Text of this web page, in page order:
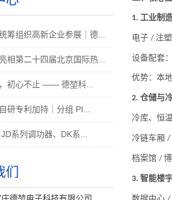
1. 工业制
电子 / 注塑
设备配套
优势：本
2. 仓储与
冷库、恒
冷链车厢 /
档案馆 /
3. 智能楼
筹组织高新企业参展｜德...
相第二十四届北京国际热...
初心不止 —— 德堃科...
研专利加持｜分组 PI...
系列调功器、DK系...
们